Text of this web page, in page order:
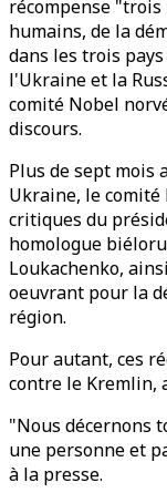
récompense
humains, de la
dans les trois
l'Ukraine et la
comité Nobel
discours.
Plus de sept mois
Ukraine, le
critiques du
homologue
Loukachenko,
oeuvrant pour la
région.
Pour autant, ces
contre le Kremlin,
"Nous décernons
une personne et
à la presse.